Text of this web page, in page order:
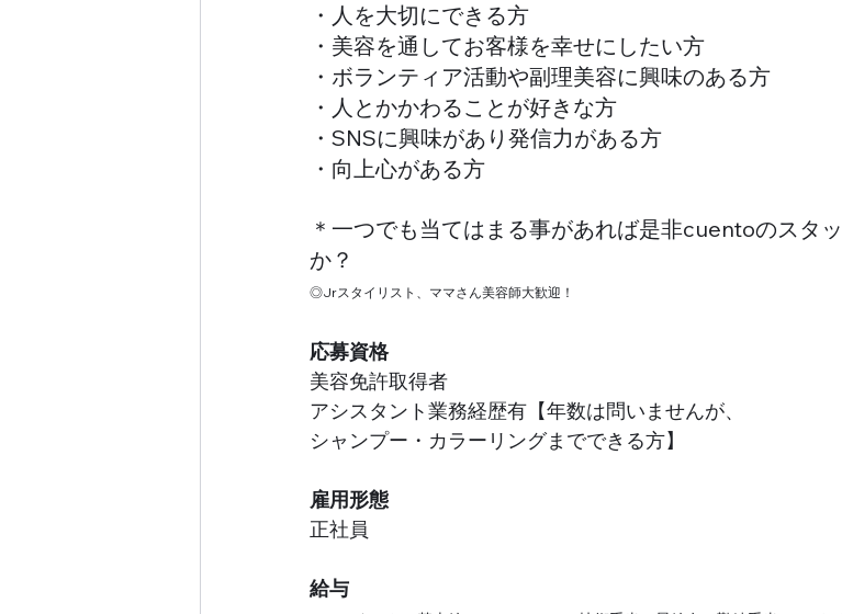
・人を大切にできる方
・美容を通してお客様を幸せにしたい方
・ボランティア活動や副理美容に興味のある方
・人とかかわることが好きな方
・SNSに興味があり発信力がある方
・向上心がある方
＊一つでも当てはまる事があれば是非cuentoのスタ
か？
◎Jrスタイリスト、ママさん美容師大歓迎！
応募資格
美容免許取得者
アシスタント業務経歴有【年数は問いませんが、
シャンプー・カラーリングまでできる方】
雇用形態
正社員
給与